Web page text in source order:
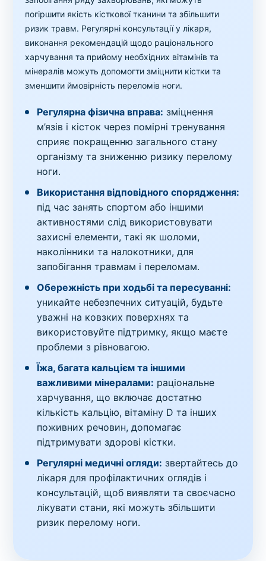
погіршити якість кісткової тканини та збільшити
ризик травм. Регулярні консультації у лікаря,
виконання рекомендацій щодо раціонального
харчування та прийому необхідних вітамінів та
мінералів можуть допомогти зміцнити кістки та
зменшити ймовірність переломів ноги.
Регулярна фізична вправа: зміцнення
м’язів і кісток через помірні тренування
сприяє покращенню загального стану
організму та зниженню ризику перелому
ноги.
Використання відповідного спорядження:
під час занять спортом або іншими
активностями слід використовувати
захисні елементи, такі як шоломи,
наколінники та налокотники, для
запобігання травмам і переломам.
Обережність при ходьбі та пересуванні:
уникайте небезпечних ситуацій, будьте
уважні на ковзких поверхнях та
використовуйте підтримку, якщо маєте
проблеми з рівновагою.
Їжа, багата кальцієм та іншими
важливими мінералами: раціональне
харчування, що включає достатню
кількість кальцію, вітаміну D та інших
поживних речовин, допомагає
підтримувати здорові кістки.
Регулярні медичні огляди: звертайтесь до
лікаря для профілактичних оглядів і
консультацій, щоб виявляти та своєчасно
лікувати стани, які можуть збільшити
ризик перелому ноги.